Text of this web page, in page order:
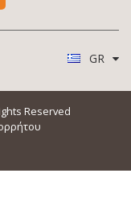
GR
Reserved